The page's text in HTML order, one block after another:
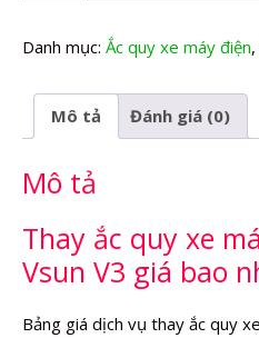
xe
điện
Honda
V3
lượng
Danh mục: Ắc quy xe máy điện,
Mô tả Đánh giá (0)
Mô tả
Thay ắc quy xe
Vsun V3 giá bao
Bảng giá dịch vụ thay ắc quy